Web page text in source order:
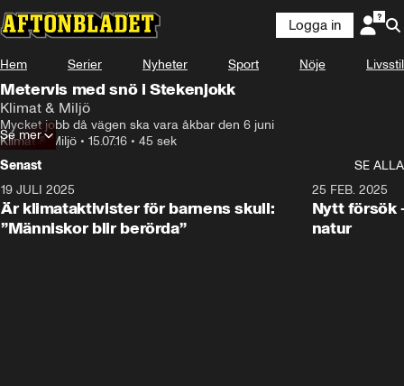
Logga in
Hem Serier Nyheter Sport Nöje Livsstil
Metervis med snö i Stekenjokk
Klimat & Miljö
Mycket jobb då vägen ska vara åkbar den 6 juni
Klimat & Miljö • 15.07.16 • 45 sek
Se mer
Senast
SE ALLA
19 JULI 2025
Är klimataktivister för barnens skull:
”Människor blir berörda”
25 FEB. 2025
Nytt försök
natur